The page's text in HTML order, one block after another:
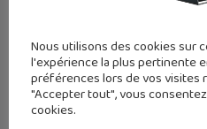
Nous utilisons des cookies sur
l'expérience la plus pertinente
préférences lors de vos visites
"Accepter tout", vous
cookies.